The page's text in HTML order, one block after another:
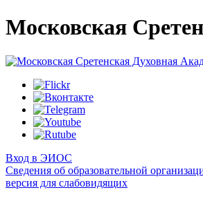
Московская
Вход в ЭИОС
Сведения об образовательной
версия для слабовидящих